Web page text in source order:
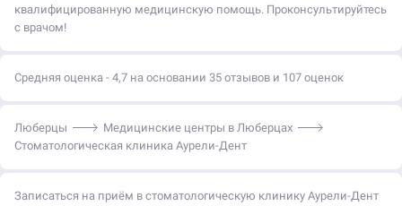
квалифицированную медицинскую помощь. Проконсультируйтесь
с врачом!
Средняя оценка - 4,7 на основании 35 отзывов и 107 оценок
Люберцы
Медицинские центры в Люберцах
Стоматологическая клиника Аурели-Дент
Записаться на приём в стоматологическую клинику Аурели-Дент